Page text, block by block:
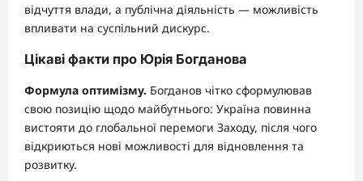
відчуття влади, а публічна діяльність — можливість
впливати на суспільний дискурс.
Цікаві факти про Юрія Богданова
Формула оптимізму. Богданов чітко сформулював
свою позицію щодо майбутнього: Україна повинна
вистояти до глобальної перемоги Заходу, після чого
відкриються нові можливості для відновлення та
розвитку.